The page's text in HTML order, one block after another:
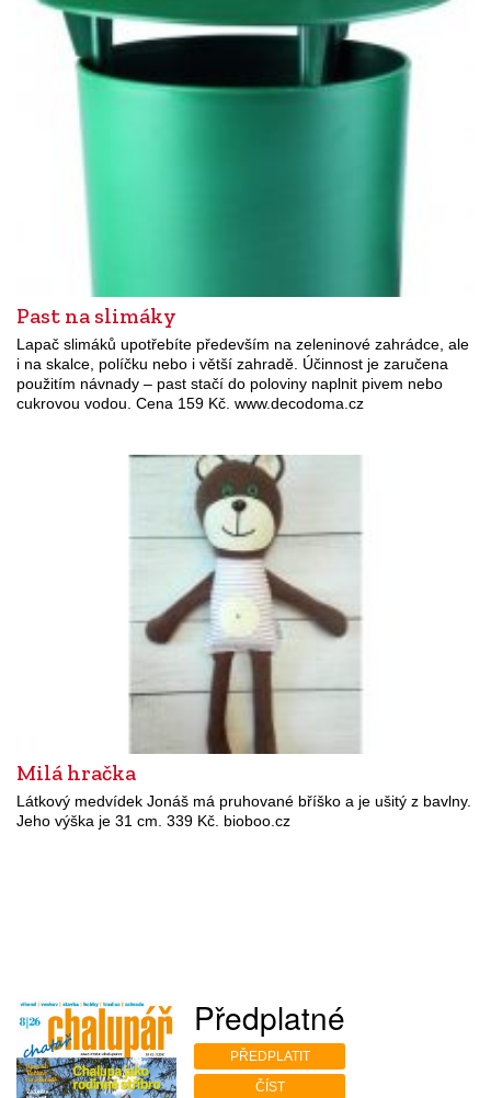
Past na slimáky
Lapač slimáků upotřebíte především na zeleninové zahrádce, ale
i na skalce, políčku nebo i větší zahradě. Účinnost je zaručena
použitím návnady – past stačí do poloviny naplnit pivem nebo
cukrovou vodou. Cena 159 Kč. www.decodoma.cz
Milá hračka
Látkový medvídek Jonáš má pruhované bříško a je ušitý z bavlny.
Jeho výška je 31 cm. 339 Kč. bioboo.cz
Předplatné
PŘEDPLATIT
ČÍST